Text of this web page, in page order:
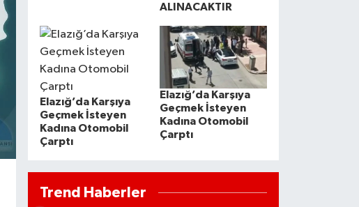
ALINACAKTIR
Elazığ’da Karşıya
Geçmek İsteyen
Kadına Otomobil
Çarptı
Elazığ’da Karşıya
Geçmek İsteyen
Kadına Otomobil
Çarptı
Trend Haberler